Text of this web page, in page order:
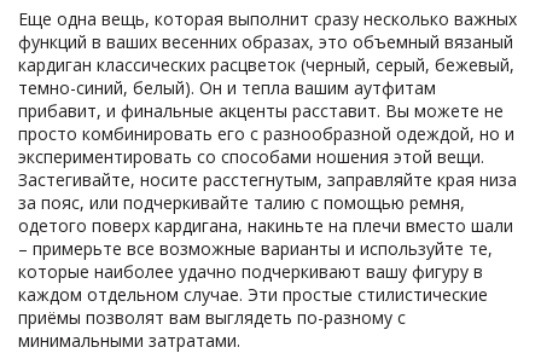
Еще одна вещь, которая выполнит сразу несколько важных
функций в ваших весенних образах, это объемный вязаный
кардиган классических расцветок (черный, серый, бежевый,
темно-синий, белый). Он и тепла вашим аутфитам
прибавит, и финальные акценты расставит. Вы можете не
просто комбинировать его с разнообразной одеждой, но и
экспериментировать со способами ношения этой вещи.
Застегивайте, носите расстегнутым, заправляйте края низа
за пояс, или подчеркивайте талию с помощью ремня,
одетого поверх кардигана, накиньте на плечи вместо шали
– примерьте все возможные варианты и используйте те,
которые наиболее удачно подчеркивают вашу фигуру в
каждом отдельном случае. Эти простые стилистические
приёмы позволят вам выглядеть по-разному с
минимальными затратами.